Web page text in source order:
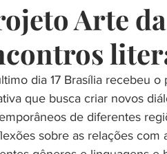
Produçao Autoral
Arte
dia 17 Brasília recebeu
que busca criar novos
de diferentes
sobre as relações com